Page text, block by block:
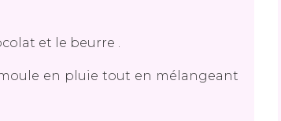
et le beurre .
en pluie tout en mélangeant